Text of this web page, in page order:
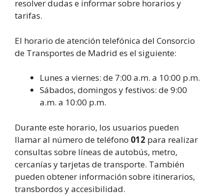
resolver dudas e informar sobre horarios y
tarifas.
El horario de atención telefónica del Consorcio
de Transportes de Madrid es el siguiente:
Lunes a viernes: de 7:00 a.m. a 10:00 p.m.
Sábados, domingos y festivos: de 9:00
a.m. a 10:00 p.m.
Durante este horario, los usuarios pueden
llamar al número de teléfono 012 para realizar
consultas sobre líneas de autobús, metro,
cercanías y tarjetas de transporte. También
pueden obtener información sobre itinerarios,
transbordos y accesibilidad.